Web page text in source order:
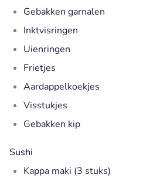
Gebakken garnalen
Inktvisringen
Uienringen
Frietjes
Aardappelkoekjes
Visstukjes
Gebakken kip
Sushi
Kappa maki (3 stuks)